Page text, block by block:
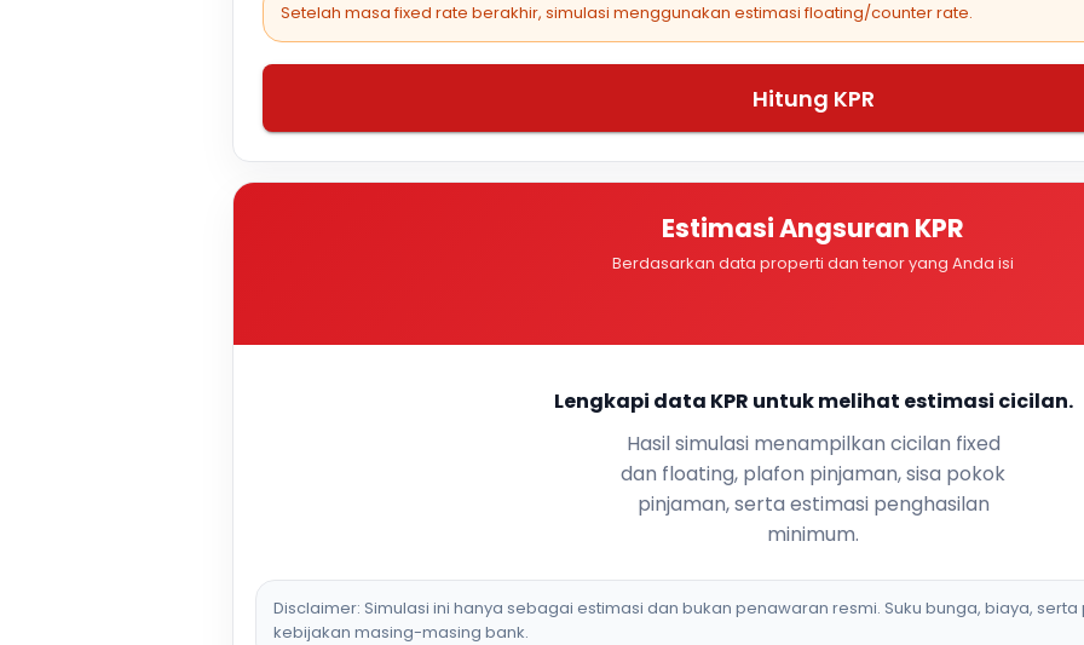
Setelah masa fixed rate berakhir, simulasi menggunakan estimasi floating/counter rate.
Hitung KPR
Estimasi Angsuran KPR
Berdasarkan data properti dan tenor yang Anda isi
Lengkapi data KPR untuk melihat estimasi cicilan.
Hasil simulasi menampilkan cicilan fixed
dan floating, plafon pinjaman, sisa pokok
pinjaman, serta estimasi penghasilan
minimum.
Disclaimer: Simulasi ini hanya sebagai estimasi dan bukan penawaran resmi. Suku bunga, biaya,
kebijakan masing-masing bank.